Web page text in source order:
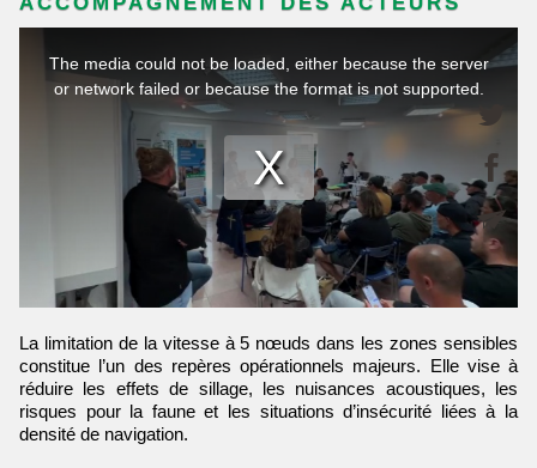
La limitation de la vitesse à 5 nœuds dans les zones sensibles
constitue l’un des repères opérationnels majeurs. Elle vise à
réduire les effets de sillage, les nuisances acoustiques, les
risques pour la faune et les situations d’insécurité liées à la
densité de navigation.